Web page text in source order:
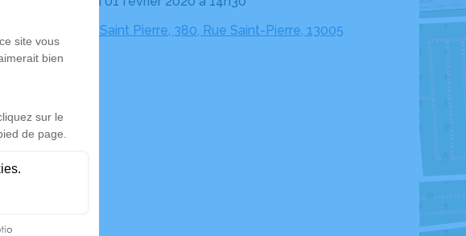
Cimetière Saint Pierre, 380, Rue Saint-Pierre, 13005
Marseille